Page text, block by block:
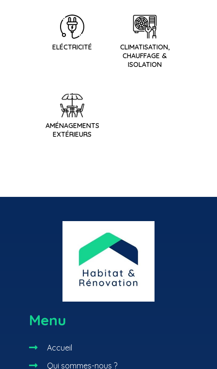
ELÉCTRICITÉ
CLIMATISATION,
CHAUFFAGE &
ISOLATION
AMÉNAGEMENTS
EXTÉRIEURS
Menu
 Accueil
 Qui sommes-nous ?